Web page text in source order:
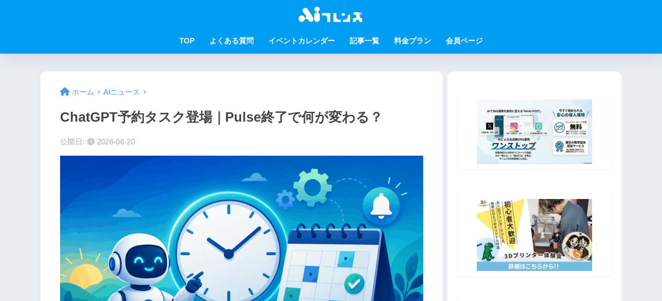
TOP よくある質問 イベントカレンダー 記事一覧 料金プラン 会員ページ
ホーム AIニュース
ChatGPT予約タスク登場｜Pulse終了で何が変わる？
公開日: 2026-06-20